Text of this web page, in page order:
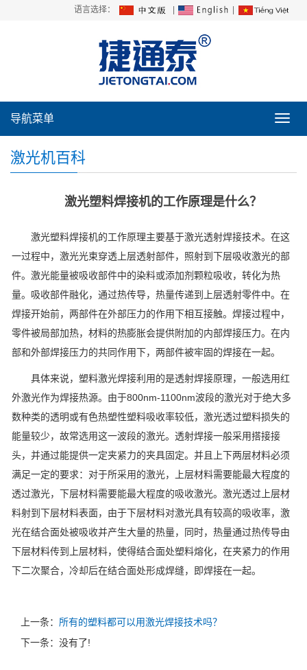
语言选择：
导
导航菜单
激光机百科
激光塑料焊接机的工作原理是什么？
激光塑料焊接机的工作原理主要基于激光透射焊接技术。在这
一过程中，激光光束穿透上层透射部件，照射到下层吸收激光的部
件。激光能量被吸收部件中的染料或添加剂颗粒吸收，转化为热
量。吸收部件融化，通过热传导，热量传递到上层透射零件中。在
焊接开始前，两部件在外部压力的作用下相互接触。焊接过程中，
零件被局部加热，材料的热膨胀会提供附加的内部焊接压力。在内
部和外部焊接压力的共同作用下，两部件被牢固的焊接在一起。
具体来说，塑料激光焊接利用的是透射焊接原理，一般选用红
外激光作为焊接热源。由于800nm-1100nm波段的激光对于绝大多
数种类的透明或有色热塑性塑料吸收率较低，激光透过塑料损失的
能量较少，故常选用这一波段的激光。透射焊接一般采用搭接接
头，并通过能提供一定夹紧力的夹具固定。并且上下两层材料必须
满足一定的要求：对于所采用的激光，上层材料需要能最大程度的
透过激光，下层材料需要能最大程度的吸收激光。激光透过上层材
料射到下层材料表面，由于下层材料对激光具有较高的吸收率，激
光在结合面处被吸收并产生大量的热量，同时，热量通过热传导由
下层材料传到上层材料，使得结合面处塑料熔化，在夹紧力的作用
下二次聚合，冷却后在结合面处形成焊缝，即焊接在一起。
上一条： 所有的塑料都可以用激光焊接技术吗？
下一条：没有了!